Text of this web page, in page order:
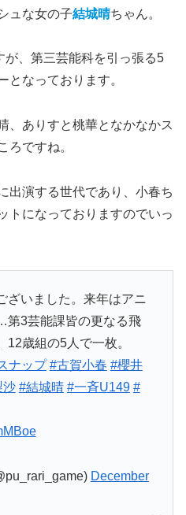
ュな女の子結城晴ちゃん。
が、第三芸能科を引っ張る5
となっております。
、ありすと桃華となかなかス
ろですね。
出演する世代であり、小春ち
トになっておりますのでいっ
ざいました。来年はアニ
第3芸能課皆の更なる飛
歳組の5人で一枚。
ナップ #古賀小春 #櫻井
沙 #結城晴 #一斉U149 #
December